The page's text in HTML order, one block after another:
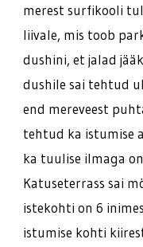
merest surfikooli
liivale, mis toob
dushini, et jalad
dushile sai tehtud
end mereveest
tehtud ka istumise
ka tuulise ilmaga
Katuseterrass sai
istekohti on 6
istumise kohti